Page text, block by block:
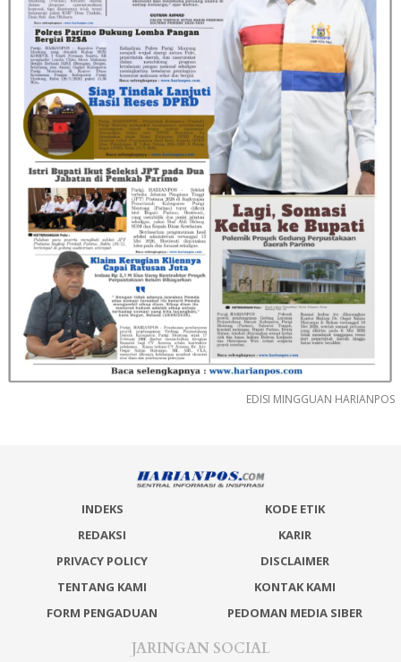
EDISI MINGGUAN HARIANPOS
INDEKS
KODE ETIK
REDAKSI
KARIR
PRIVACY POLICY
DISCLAIMER
TENTANG KAMI
KONTAK KAMI
FORM PENGADUAN
PEDOMAN MEDIA SIBER
JARINGAN SOCIAL